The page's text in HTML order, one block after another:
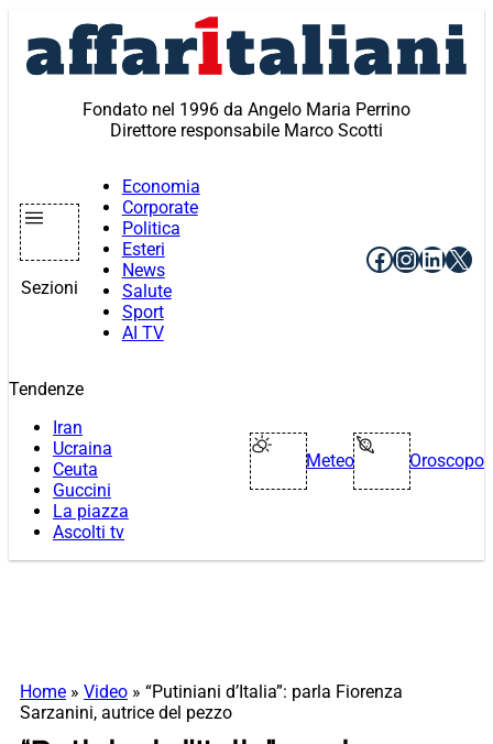
contenuto
Fondato nel 1996 da Angelo Maria Perrino
Direttore responsabile Marco Scotti
Sezioni
Economia
Corporate
Politica
Esteri
News
Salute
Sport
AI TV
Facebook
X
Tendenze
Iran
Ucraina
Ceuta
Guccini
La piazza
Ascolti tv
Meteo Oroscopo
Home » Video » “Putiniani d’Italia”: parla Fiorenza
Sarzanini, autrice del pezzo